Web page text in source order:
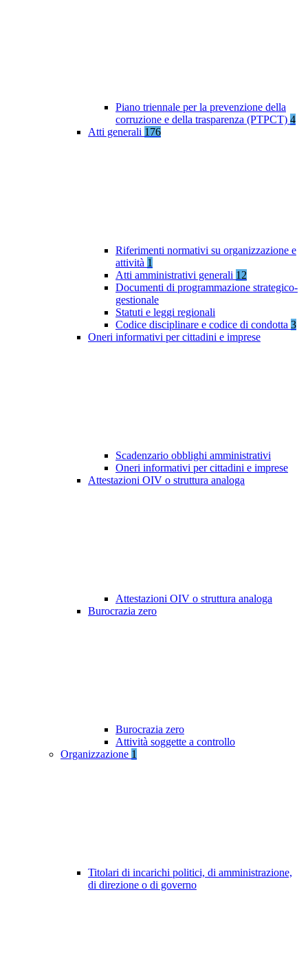
Piano triennale per la prevenzione della
corruzione e della trasparenza (PTPCT) 4
Atti generali 176
Riferimenti normativi su organizzazione e
attività 1
Atti amministrativi generali 12
Documenti di programmazione strategico-
gestionale
Statuti e leggi regionali
Codice disciplinare e codice di condotta 3
Oneri informativi per cittadini e imprese
Scadenzario obblighi amministrativi
Oneri informativi per cittadini e imprese
Attestazioni OIV o struttura analoga
Attestazioni OIV o struttura analoga
Burocrazia zero
Burocrazia zero
Attività soggette a controllo
Organizzazione 1
Titolari di incarichi politici, di amministrazione,
di direzione o di governo